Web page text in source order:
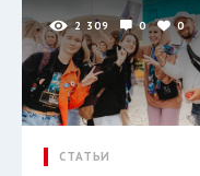
2 309 0 0
СТАТЬИ